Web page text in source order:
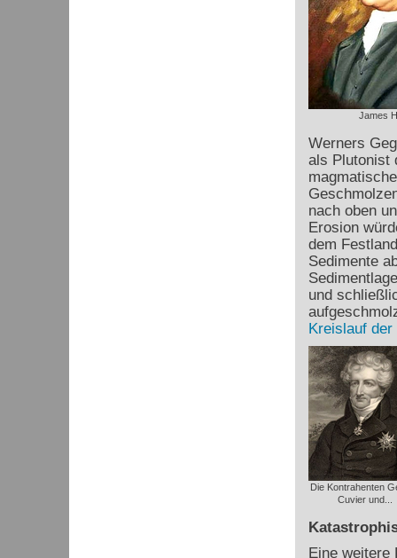
James
Werners
als Plutonist
nach oben
Erosion
dem
Sedimente
und
Kreislauf der
Die Kontrahenten
Cuvier und...
Eine weitere